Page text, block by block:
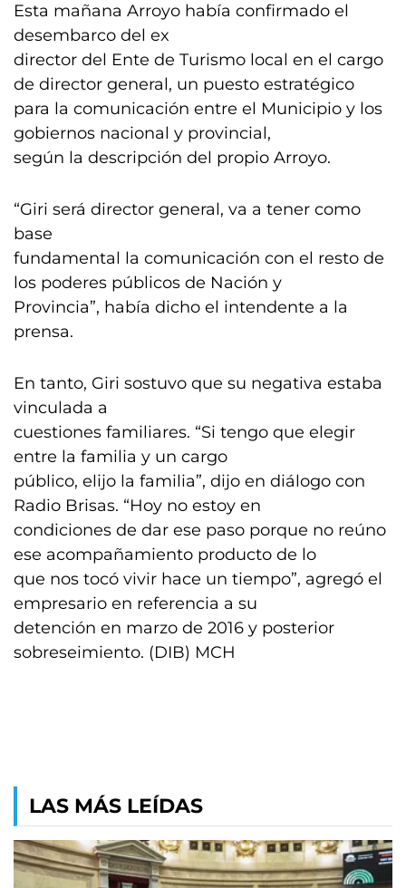
Esta mañana Arroyo había confirmado el
desembarco del ex
director del Ente de Turismo local en el cargo
de director general, un puesto estratégico
para la comunicación entre el Municipio y los
gobiernos nacional y provincial,
según la descripción del propio Arroyo.
“Giri será director general, va a tener como
base
fundamental la comunicación con el resto de
los poderes públicos de Nación y
Provincia”, había dicho el intendente a la
prensa.
En tanto, Giri sostuvo que su negativa estaba
vinculada a
cuestiones familiares. “Si tengo que elegir
entre la familia y un cargo
público, elijo la familia”, dijo en diálogo con
Radio Brisas. “Hoy no estoy en
condiciones de dar ese paso porque no reúno
ese acompañamiento producto de lo
que nos tocó vivir hace un tiempo”, agregó el
empresario en referencia a su
detención en marzo de 2016 y posterior
sobreseimiento. (DIB) MCH
LAS MÁS LEÍDAS